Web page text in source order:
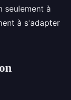
seulement à
à s'adapter